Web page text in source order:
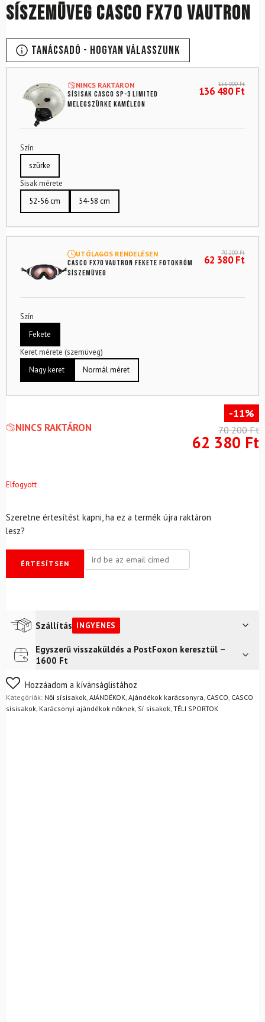
síszemüveg CASCO FX70 Vautron
Tanácsadó - Hogyan válasszunk
NINCS RAKTÁRON
Sísisak CASCO SP-3 Limited
melegszürke kaméleon
156 000Ft
136 480Ft
Szín
szürke
Sisak mérete
52-56 cm
54-58 cm
UTÓLAGOS RENDELÉSEN
CASCO FX70 Vautron Fekete fotokróm
síszemüveg
70 200Ft
62 380Ft
Szín
Fekete
Keret mérete (szemüveg)
Nagy keret
Normál méret
NINCS RAKTÁRON
-11%
70 200Ft
62 380 Ft
Elfogyott
Szeretne értesítést kapni, ha ez a termék újra raktáron
lesz?
ÉRTESÍTSEN
Szállítás INGYENES
Futár a címreIngyenes
FoxPost
Egyszerű visszaküldés a PostFoxon keresztül –
1600 Ft
Nem biztos a választásában? Semmi gond – a terméket
egyszerűen visszaküldheti 14 napon belül, indoklás nélkül.
Mik a visszaküldés feltételei?
Hozzáadom a kívánságlistához
Kategóriák: Női sísisakok, AJÁNDÉKOK, Ajándékok karácsonyra, CASCO, CASCO
sísisakok, Karácsonyi ajándékok nőknek, Sí sisakok, TÉLI SPORTOK